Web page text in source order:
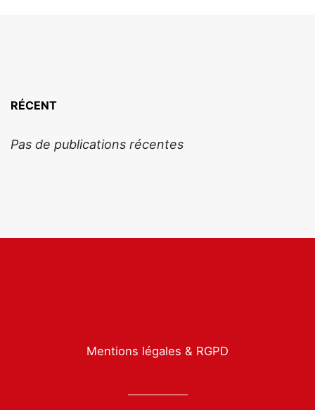
RÉCENT
Pas de publications récentes
Mentions légales & RGPD